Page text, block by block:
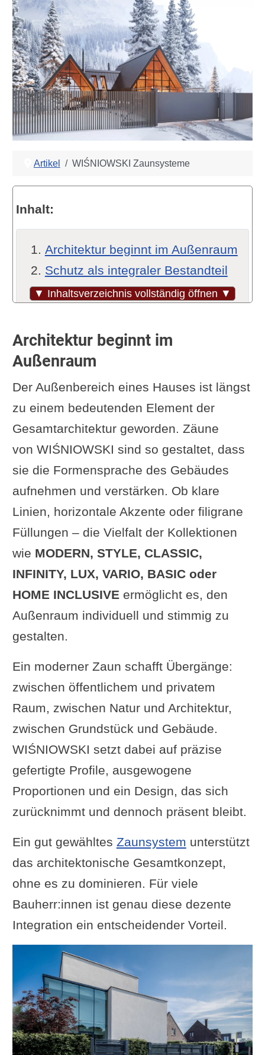
Artikel WIŚNIOWSKI Zaunsysteme
▼ Inhaltsverzeichnis vollständig öffnen ▼
Inhalt:
Architektur beginnt im Außenraum
Schutz als integraler Bestandteil
des Designs
einheitliche Gestaltung
Technologie, die den Alltag
Ein Zaun, der Räume gestaltet
und schützt
Ergänzung oder Frage von dir?
Im Zusammenhang interessant
Architektur beginnt im
Außenraum
Der Außenbereich eines Hauses ist längst
zu einem bedeutenden Element der
Gesamtarchitektur geworden. Zäune
von WIŚNIOWSKI sind so gestaltet, dass
sie die Formensprache des Gebäudes
aufnehmen und verstärken. Ob klare
Linien, horizontale Akzente oder filigrane
Füllungen – die Vielfalt der Kollektionen
wie MODERN, STYLE, CLASSIC,
INFINITY, LUX, VARIO, BASIC oder
HOME INCLUSIVEermöglicht es, den
Außenraum individuell und stimmig zu
gestalten.
Ein moderner Zaun schafft Übergänge:
zwischen öffentlichem und privatem
Raum, zwischen Natur und Architektur,
zwischen Grundstück und Gebäude.
WIŚNIOWSKI setzt dabei auf präzise
gefertigte Profile, ausgewogene
Proportionen und ein Design, das sich
zurücknimmt und dennoch präsent bleibt.
Ein gut gewähltes Zaunsystem unterstützt
das architektonische Gesamtkonzept,
ohne es zu dominieren. Für viele
Bauherr:innen ist genau diese dezente
Integration ein entscheidender Vorteil.